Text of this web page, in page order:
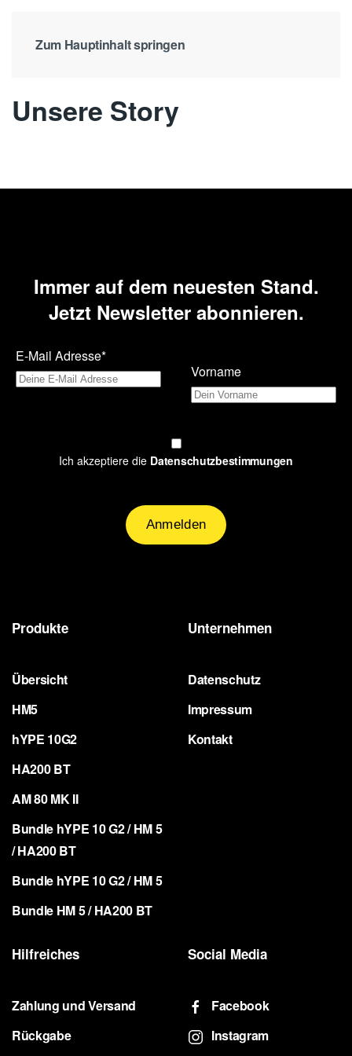
Zum Hauptinhalt springen
Unsere Story
Immer auf dem neuesten Stand.
Jetzt Newsletter abonnieren.
E-Mail Adresse*
Vorname
Ich akzeptiere die Datenschutzbestimmungen
Produkte
Übersicht
HM5
hYPE 10G2
HA200 BT
AM 80 MK II
Bundle hYPE 10 G2 / HM 5
/ HA200 BT
Bundle hYPE 10 G2 / HM 5
Bundle HM 5 / HA200 BT
Unternehmen
Datenschutz
Impressum
Kontakt
Hilfreiches
Zahlung und Versand
Rückgabe
Social Media
Facebook
Instagram